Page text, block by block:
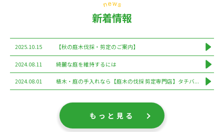
新着情報
2025.10.15 【秋の庭木伐採・剪定のご案内】
2024.08.11 綺麗な庭を維持するには
2024.08.01 植木・庭の手入れなら【庭木の伐採 剪定専門店】タチバ...
もっと見る